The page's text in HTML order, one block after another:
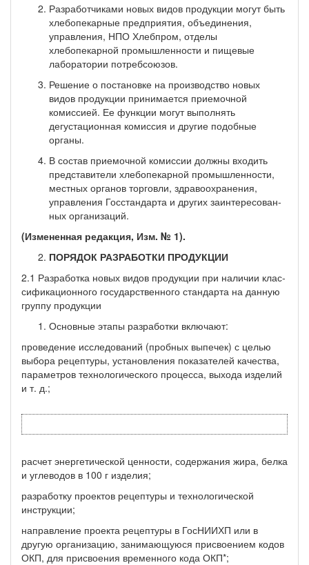
Разработчиками новых видов продукции могут быть
хлебопекарные предприятия, объедине­ния,
управления, НПО Хлебпром, отделы
хлебопекарной промышленности и пищевые
лаборатории потребсоюзов.
Решение о постановке на производство новых
видов продукции принимается приемочной
комиссией. Ее функции могут выполнять
дегустационная комиссия и другие подобные
органы.
В состав приемочной комиссии должны входить
представители хлебопекарной промышленно­сти,
местных органов торговли, здравоохранения,
управления Госстандарта и других заинтересован­
ных организаций.
(Измененная редакция, Изм. № 1).
ПОРЯДОК РАЗРАБОТКИ ПРОДУКЦИИ
2.1 Разработка новых видов продукции при наличии клас­
сификационного государственного стандарта на данную
груп­пу продукции
Основные этапы разработки включают:
проведение исследований (пробных выпечек) с целью
выбора рецептуры, установления показа­телей качества,
параметров технологического процесса, выхода изделий
и т. д.;
расчет энергетической ценности, содержания жира, белка
и углеводов в 100 г изделия;
разработку проектов рецептуры и технологической
инструкции;
направление проекта рецептуры в ГосНИИХП или в
другую организацию, занимающуюся при­своением кодов
ОКП, для присвоения временного кода ОКП*;